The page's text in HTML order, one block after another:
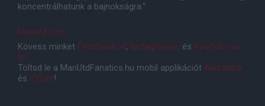
koncentrálhatunk a bajnokságra."
Manutd.com
Kövess minket Facebookon, Instagramon és YouTube-on
is!
Töltsd le a ManUtdFanatics.hu mobil applikációt Androidra
és iOS-re!